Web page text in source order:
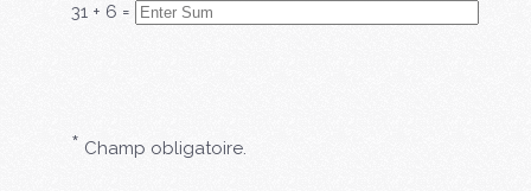
31 + 6 =
* Champ obligatoire.